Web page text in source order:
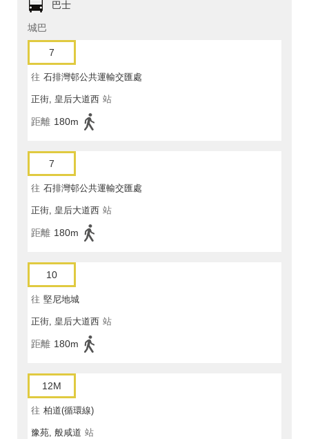
巴士
城巴
7
往 石排灣邨公共運輸交匯處
正街, 皇后大道西 站
距離 180m
7
往 石排灣邨公共運輸交匯處
正街, 皇后大道西 站
距離 180m
10
往 堅尼地城
正街, 皇后大道西 站
距離 180m
12M
往 柏道(循環線)
豫苑, 般咸道 站